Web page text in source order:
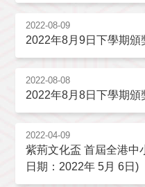
2022-08-09
2022年8月9日下學期頒
2022-08-08
2022年8月8日下學期頒
2022-04-09
紫荊文化盃 首屆全港中
日期：2022年 5月 6日)